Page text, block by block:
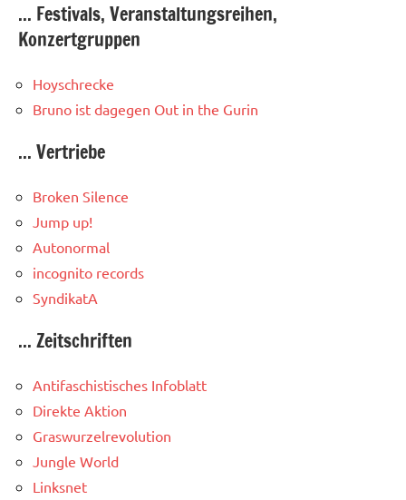
... Festivals, Veranstaltungsreihen,
Konzertgruppen
Hoyschrecke
Bruno ist dagegen Out in the Gurin
... Vertriebe
Broken Silence
Jump up!
Autonormal
incognito records
SyndikatA
... Zeitschriften
Antifaschistisches Infoblatt
Direkte Aktion
Graswurzelrevolution
Jungle World
Linksnet